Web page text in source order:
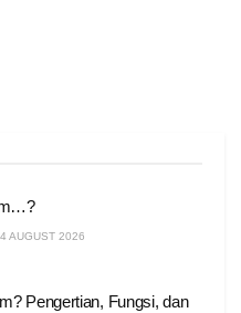
AUGUST 2026
Pengertian, Fungsi, dan